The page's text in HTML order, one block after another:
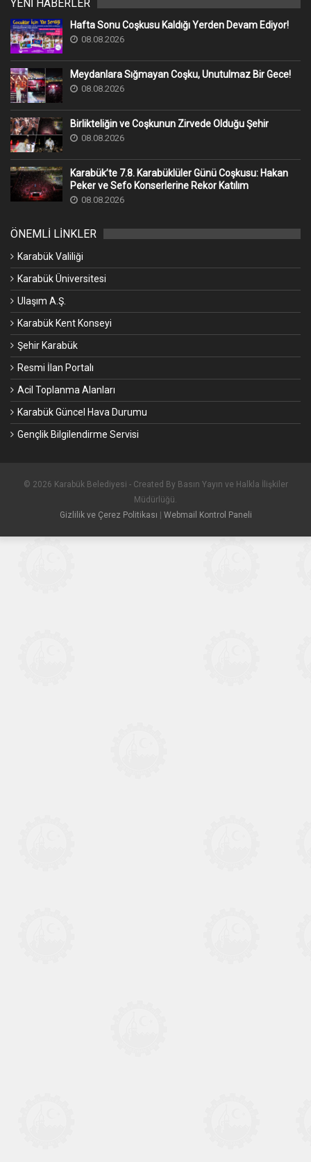
YENİ HABERLER
Hafta Sonu Coşkusu Kaldığı Yerden Devam Ediyor!
08.08.2026
Meydanlara Sığmayan Coşku, Unutulmaz Bir Gece!
08.08.2026
Birlikteliğin ve Coşkunun Zirvede Olduğu Şehir
08.08.2026
Karabük’te 7.8. Karabüklüler Günü Coşkusu: Hakan
Peker ve Sefo Konserlerine Rekor Katılım
08.08.2026
ÖNEMLİ LİNKLER
Karabük Valiliği
Karabük Üniversitesi
Ulaşım A.Ş.
Karabük Kent Konseyi
Şehir Karabük
Resmi İlan Portalı
Acil Toplanma Alanları
Karabük Güncel Hava Durumu
Gençlik Bilgilendirme Servisi
© 2026 Karabük Belediyesi - Created By Basın Yayın ve Halkla İlişkiler
Müdürlüğü.
Gizlilik ve Çerez Politikası
Webmail Kontrol Paneli